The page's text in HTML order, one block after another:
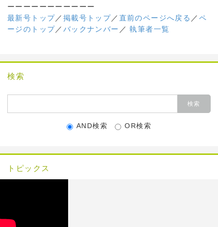
ーーーーーーーーーーー
最新号トップ／ 掲載号トップ／ 直前のページへ戻る ／ ペ
ージのトップ／ バックナンバー ／執筆者一覧
検索
AND検索 OR検索
トピックス